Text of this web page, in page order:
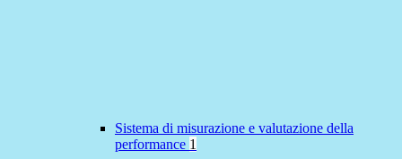
Sistema di misurazione e valutazione della
performance 1